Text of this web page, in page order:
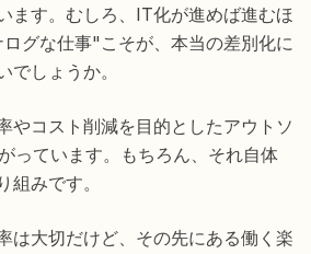
ます。むしろ、IT化が進めば進むほ
グな仕事"こそが、本当の差別化に
でしょうか。
やコスト削減を目的としたアウトソ
っています。もちろん、それ自体
組みです。
は大切だけど、その先にある働く楽